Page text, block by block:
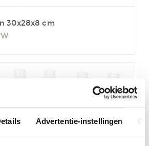
Advertentie-instellingen
30x28x8 cm